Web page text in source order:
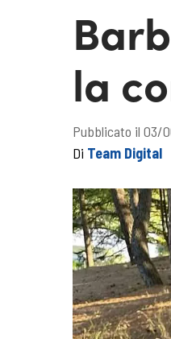
la
Pubblicato il 03/
Di Team Digital